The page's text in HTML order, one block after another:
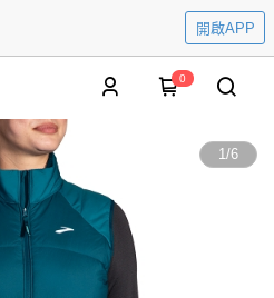
開啟APP
0
1/6